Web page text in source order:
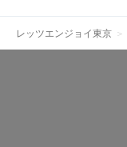
レッツエンジョイ東京